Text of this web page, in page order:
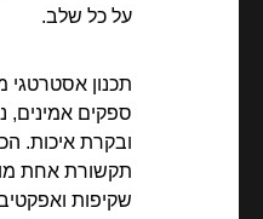
על כל שלב.
תכנון אסטרטגי
ספקים אמינים,
ובקרת איכות.
תקשורת אחת
שקיפות